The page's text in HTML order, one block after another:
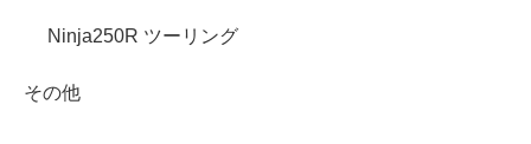
Ninja250R ツーリング
その他